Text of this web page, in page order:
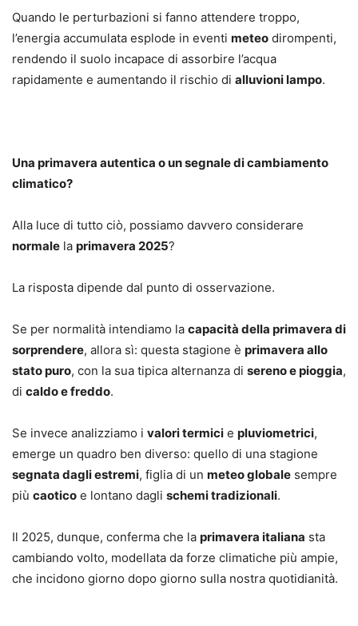
Quando le perturbazioni si fanno attendere troppo,
l’energia accumulata esplode in eventi meteo dirompenti,
rendendo il suolo incapace di assorbire l’acqua
rapidamente e aumentando il rischio di alluvioni lampo.
Una primavera autentica o un segnale di cambiamento
climatico?
Alla luce di tutto ciò, possiamo davvero considerare
normale la primavera 2025?
La risposta dipende dal punto di osservazione.
Se per normalità intendiamo la capacità della primavera di
sorprendere, allora sì: questa stagione è primavera allo
stato puro, con la sua tipica alternanza di sereno e pioggia,
di caldo e freddo.
Se invece analizziamo i valori termici e pluviometrici,
emerge un quadro ben diverso: quello di una stagione
segnata dagli estremi, figlia di un meteo globale sempre
più caotico e lontano dagli schemi tradizionali.
Il 2025, dunque, conferma che la primavera italiana sta
cambiando volto, modellata da forze climatiche più ampie,
che incidono giorno dopo giorno sulla nostra quotidianità.